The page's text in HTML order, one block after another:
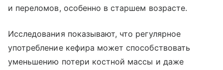
и переломов, особенно в старшем возрасте.
Исследования показывают, что регулярное
употребление кефира может способствовать
уменьшению потери костной массы и даже